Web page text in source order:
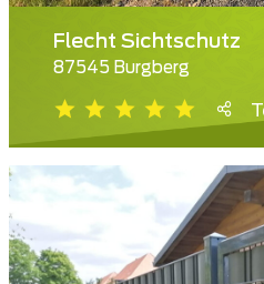
Flecht Sichtschutz
87545 Burgberg